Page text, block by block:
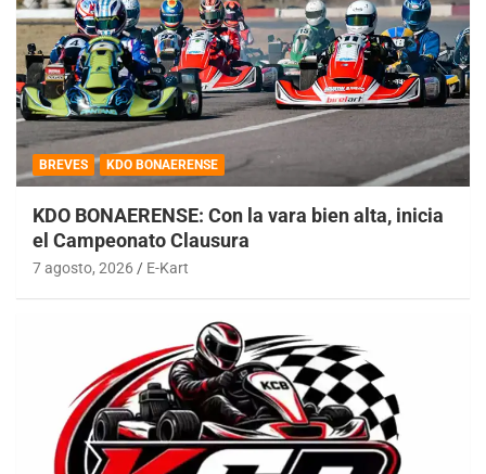
BREVES KDO BONAERENSE
KDO BONAERENSE: Con la vara bien alta, inicia
el Campeonato Clausura
7 agosto, 2026 E-Kart